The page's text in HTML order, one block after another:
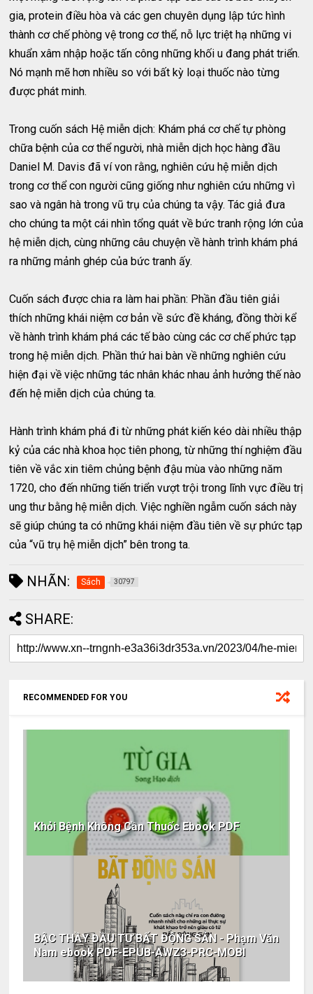
gia, protein điều hòa và các gen chuyên dụng lập tức hình
thành cơ chế phòng vệ trong cơ thể, nỗ lực triệt hạ những vi
khuẩn xâm nhập hoặc tấn công những khối u đang phát triển.
Nó mạnh mẽ hơn nhiều so với bất kỳ loại thuốc nào từng
được phát minh.
Trong cuốn sách Hệ miễn dịch: Khám phá cơ chế tự phòng
chữa bệnh của cơ thể người, nhà miễn dịch học hàng đầu
Daniel M. Davis đã ví von rằng, nghiên cứu hệ miễn dịch
trong cơ thể con người cũng giống như nghiên cứu những vì
sao và ngân hà trong vũ trụ của chúng ta vậy. Tác giả đưa
cho chúng ta một cái nhìn tổng quát về bức tranh rộng lớn của
hệ miễn dịch, cùng những câu chuyện về hành trình khám phá
ra những mảnh ghép của bức tranh ấy.
Cuốn sách được chia ra làm hai phần: Phần đầu tiên giải
thích những khái niệm cơ bản về sức đề kháng, đồng thời kể
về hành trình khám phá các tế bào cùng các cơ chế phức tạp
trong hệ miễn dịch. Phần thứ hai bàn về những nghiên cứu
hiện đại về việc những tác nhân khác nhau ảnh hưởng thế nào
đến hệ miễn dịch của chúng ta.
Hành trình khám phá đi từ những phát kiến kéo dài nhiều thập
kỷ của các nhà khoa học tiên phong, từ những thí nghiệm đầu
tiên về vắc xin tiêm chủng bệnh đậu mùa vào những năm
1720, cho đến những tiến triển vượt trội trong lĩnh vực điều trị
ung thư bằng hệ miễn dịch. Việc nghiền ngẫm cuốn sách này
sẽ giúp chúng ta có những khái niệm đầu tiên về sự phức tạp
của “vũ trụ hệ miễn dịch” bên trong ta.
NHÃN: Sách 30797
SHARE:
RECOMMENDED FOR YOU
Khỏi Bệnh Không Cần Thuốc Ebook PDF
BẬC THẦY ĐẦU TƯ BẤT ĐỘNG SẢN - Phạm Văn
Nam ebook PDF-EPUB-AWZ3-PRC-MOBI